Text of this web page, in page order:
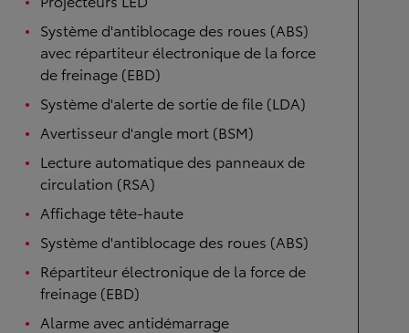
Système d'antiblocage des roues (ABS)
avec répartiteur électronique de la force
de freinage (EBD)
Système d'alerte de sortie de file (LDA)
Avertisseur d'angle mort (BSM)
Lecture automatique des panneaux de
circulation (RSA)
Affichage tête-haute
Système d'antiblocage des roues (ABS)
Répartiteur électronique de la force de
freinage (EBD)
Alarme avec antidémarrage